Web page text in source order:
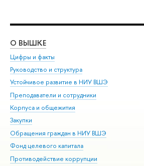
О ВЫШКЕ
Цифры и факты
Руководство и структура
Устойчивое развитие в НИУ ВШЭ
Преподаватели и сотрудники
Корпуса и общежития
Закупки
Обращения граждан в НИУ ВШЭ
Фонд целевого капитала
Противодействие коррупции